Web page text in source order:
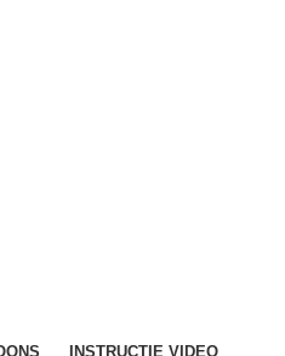
INSTRUCTIE VIDEO